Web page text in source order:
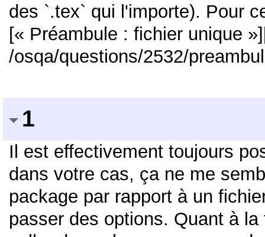
des `.tex` qui l'importe). Pour
[« Préambule : fichier unique
/osqa/questions/2532/
1
Il est effectivement toujours
dans votre cas, ça ne me
package par rapport à un
passer des options. Quant à